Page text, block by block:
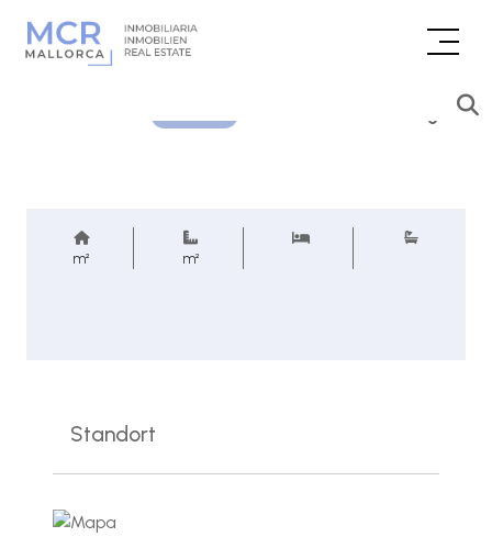
m² m²
Standort